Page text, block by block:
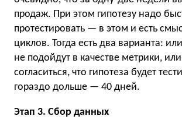
продаж. При этом гипотезу надо
протестировать — в этом и есть
циклов. Тогда есть два варианта:
не подойдут в качестве метрики,
согласиться, что гипотеза будет
гораздо дольше — 40 дней.
Этап 3. Сбор данных